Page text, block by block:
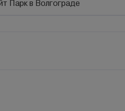
Парк в Волгограде